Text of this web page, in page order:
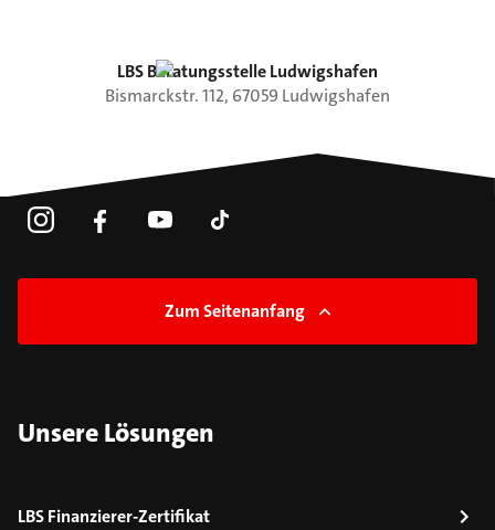
LBS Beratungsstelle Ludwigshafen
Bismarckstr.112, 67059 Ludwigshafen
Zum Seitenanfang
Unsere Lösungen
LBS Finanzierer-Zertifikat